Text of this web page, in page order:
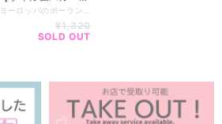
ン】【アルミバルー
ン】【熊】【誕生
日】【バースデイ】
¥1,320
SOLD OUT